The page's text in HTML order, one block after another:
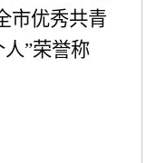
市优秀共青
”荣誉称